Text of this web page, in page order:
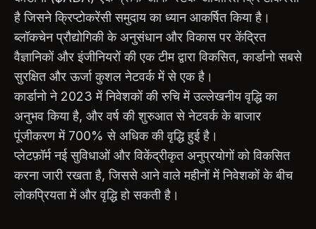
है जिसने क्रिप्टोकरेंसी समुदाय का ध्यान आकर्षित किया है।
ब्लॉकचेन प्रौद्योगिकी के अनुसंधान और विकास पर केंद्रित
वैज्ञानिकों और इंजीनियरों की एक टीम द्वारा विकसित, कार्डानो सबसे
सुरक्षित और ऊर्जा कुशल नेटवर्क में से एक है।
कार्डानो ने 2023 में निवेशकों की रुचि में उल्लेखनीय वृद्धि का
अनुभव किया है, और वर्ष की शुरुआत से नेटवर्क के बाजार
पूंजीकरण में 700% से अधिक की वृद्धि हुई है।
प्लेटफ़ॉर्म नई सुविधाओं और विकेंद्रीकृत अनुप्रयोगों को विकसित
करना जारी रखता है, जिससे आने वाले महीनों में निवेशकों के बीच
लोकप्रियता में और वृद्धि हो सकती है।